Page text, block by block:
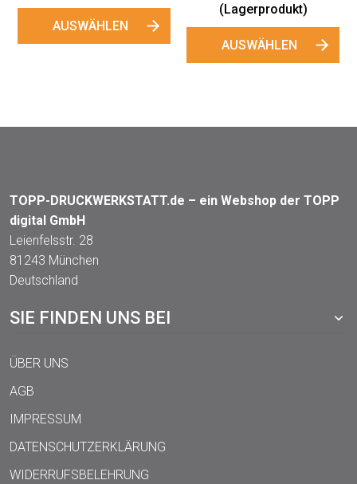
AUSWÄHLEN
(Lagerprodukt)
AUSWÄHLEN
TOPP-DRUCKWERKSTATT.de – ein Webshop der TOPP
digital GmbH
Leienfelsstr. 28
81243 München
Deutschland
SIE FINDEN UNS BEI
ÜBER UNS
AGB
IMPRESSUM
DATENSCHUTZERKLÄRUNG
WIDERRUFSBELEHRUNG